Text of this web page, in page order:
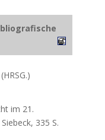
im 21.
335 S.